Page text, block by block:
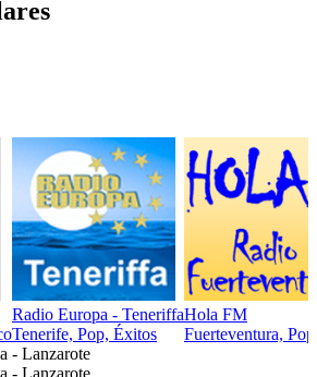
Radio Europa - Teneriffa
Tenerife, Pop, Éxitos
Hola FM
Fuerteventura,
- Lanzarote
- Lanzarote